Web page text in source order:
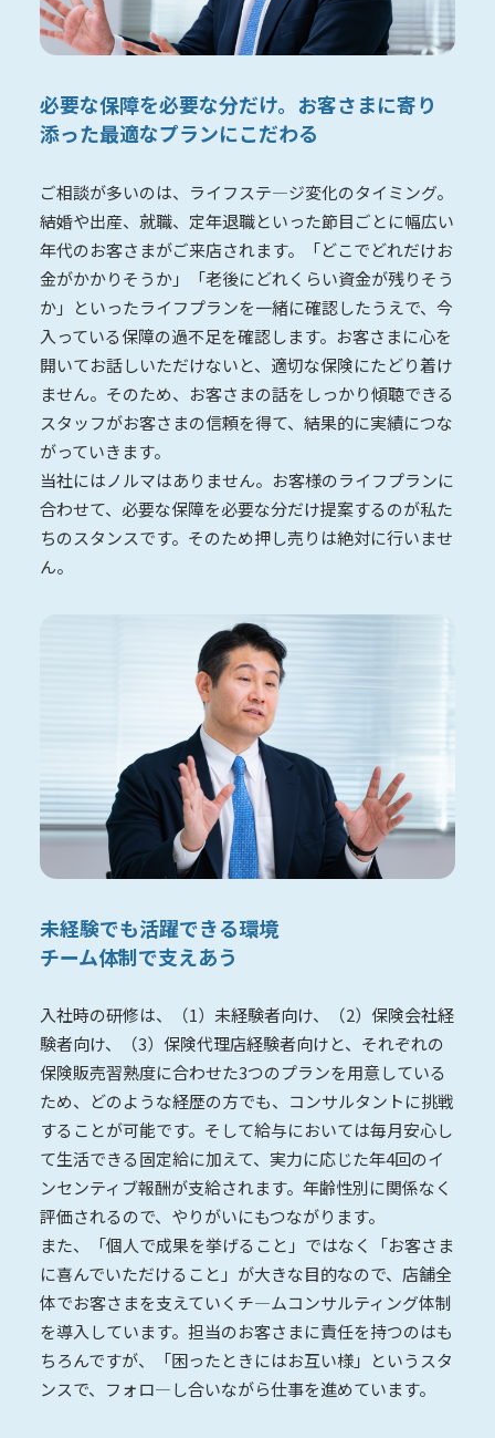
必要な保障を必要な分だけ。 お客さまに寄り
添った最適なプランにこだわる
ご相談が多いのは、ライフステ―ジ変化のタイミング。
結婚や出産、就職、定年退職といった節目ごとに幅広い
年代のお客さまがご来店されます。「どこでどれだけお
金がかかりそうか」「老後にどれくらい資金が残りそう
か」といったライフプランを一緒に確認したうえで、今
入っている保障の過不足を確認します。お客さまに心を
開いてお話しいただけないと、適切な保険にたどり着け
ません。そのため、お客さまの話をしっかり傾聴できる
スタッフがお客さまの信頼を得て、結果的に実績につな
がっていきます。
当社にはノルマはありません。お客様のライフプランに
合わせて、必要な保障を必要な分だけ提案するのが私た
ちのスタンスです。そのため押し売りは絶対に行いませ
ん。
未経験でも活躍できる環境
チーム体制で支えあう
入社時の研修は、（1）未経験者向け、（2）保険会社経
験者向け、（3）保険代理店経験者向けと、それぞれの
保険販売習熟度に合わせた3つのプランを用意している
ため、どのような経歴の方でも、コンサルタントに挑戦
することが可能です。そして給与においては毎月安心し
て生活できる固定給に加えて、実力に応じた年4回のイ
ンセンティブ報酬が支給されます。年齢性別に関係なく
評価されるので、やりがいにもつながります。
また、「個人で成果を挙げること」ではなく「お客さま
に喜んでいただけること」が大きな目的なので、店舗全
体でお客さまを支えていくチ―ムコンサルティング体制
を導入しています。担当のお客さまに責任を持つのはも
ちろんですが、「困ったときにはお互い様」というスタ
ンスで、フォロ―し合いながら仕事を進めています。